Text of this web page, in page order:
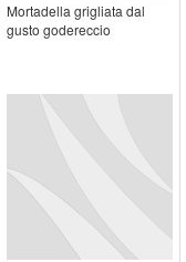
Mortadella grigliata dal
gusto godereccio